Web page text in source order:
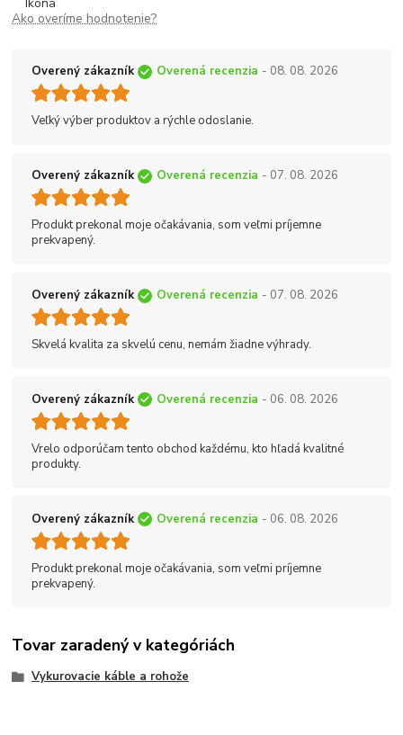
Ako overíme hodnotenie?
Overený zákazník Overená recenzia - 08. 08. 2026
Veľký výber produktov a rýchle odoslanie.
Overený zákazník Overená recenzia - 07. 08. 2026
Produkt prekonal moje očakávania, som veľmi príjemne
prekvapený.
Overený zákazník Overená recenzia - 07. 08. 2026
Skvelá kvalita za skvelú cenu, nemám žiadne výhrady.
Overený zákazník Overená recenzia - 06. 08. 2026
Vrelo odporúčam tento obchod každému, kto hľadá kvalitné
produkty.
Overený zákazník Overená recenzia - 06. 08. 2026
Produkt prekonal moje očakávania, som veľmi príjemne
prekvapený.
Tovar zaradený v kategóriách
Vykurovacie káble a rohože